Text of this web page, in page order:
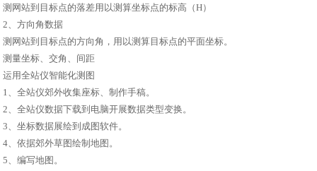
测网站到目标点的落差用以测算坐标点的标高（H）
2、方向角数据
测网站到目标点的方向角，用以测算目标点的平面坐标。
测量坐标、交角、间距
运用全站仪智能化测图
1、全站仪郊外收集座标、制作手稿。
2、全站仪数据下载到电脑开展数据类型变换。
3、坐标数据展绘到成图软件。
4、依据郊外草图绘制地图。
5、编写地图。